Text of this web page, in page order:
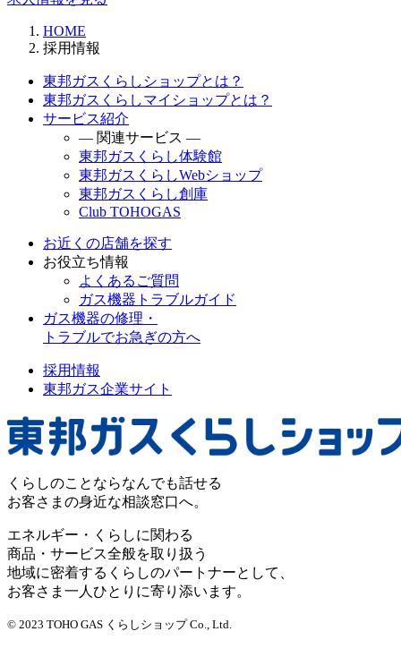
HOME
採用情報
東邦ガスくらしショップとは？
東邦ガスくらしマイショップとは？
サービス紹介
― 関連サービス ―
東邦ガスくらし体験館
東邦ガスくらしWebショップ
東邦ガスくらし創庫
Club TOHOGAS
お近くの店舗を探す
お役立ち情報
よくあるご質問
ガス機器トラブルガイド
ガス機器の修理・
トラブルでお急ぎの方へ
採用情報
東邦ガス企業サイト
くらしのことならなんでも話せる
お客さまの身近な相談窓口へ。
エネルギー・くらしに関わる
商品・サービス全般を取り扱う
地域に密着するくらしのパートナーとして、
お客さま一人ひとりに寄り添います。
© 2023 TOHO GAS くらしショップ Co., Ltd.